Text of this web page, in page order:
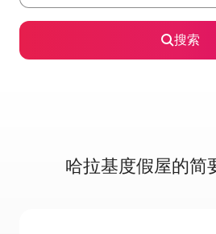
搜索
哈拉基度假屋的简